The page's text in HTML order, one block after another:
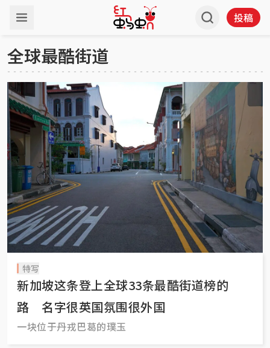
投稿
全球最酷街道
特写
新加坡这条登上全球33条最酷街道榜的
路 名字很英国氛围很外国
一块位于丹戎巴葛的璞玉